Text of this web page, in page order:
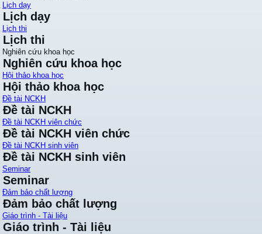
Lịch dạy
Lịch dạy
Lịch thi
Lịch thi
Nghiên cứu khoa học
Nghiên cứu khoa học
Hội thảo khoa học
Hội thảo khoa học
Đề tài NCKH
Đề tài NCKH
Đề tài NCKH viên chức
Đề tài NCKH viên chức
Đề tài NCKH sinh viên
Đề tài NCKH sinh viên
Seminar
Seminar
Đảm bảo chất lượng
Đảm bảo chất lượng
Giáo trình - Tài liệu
Giáo trình - Tài liệu